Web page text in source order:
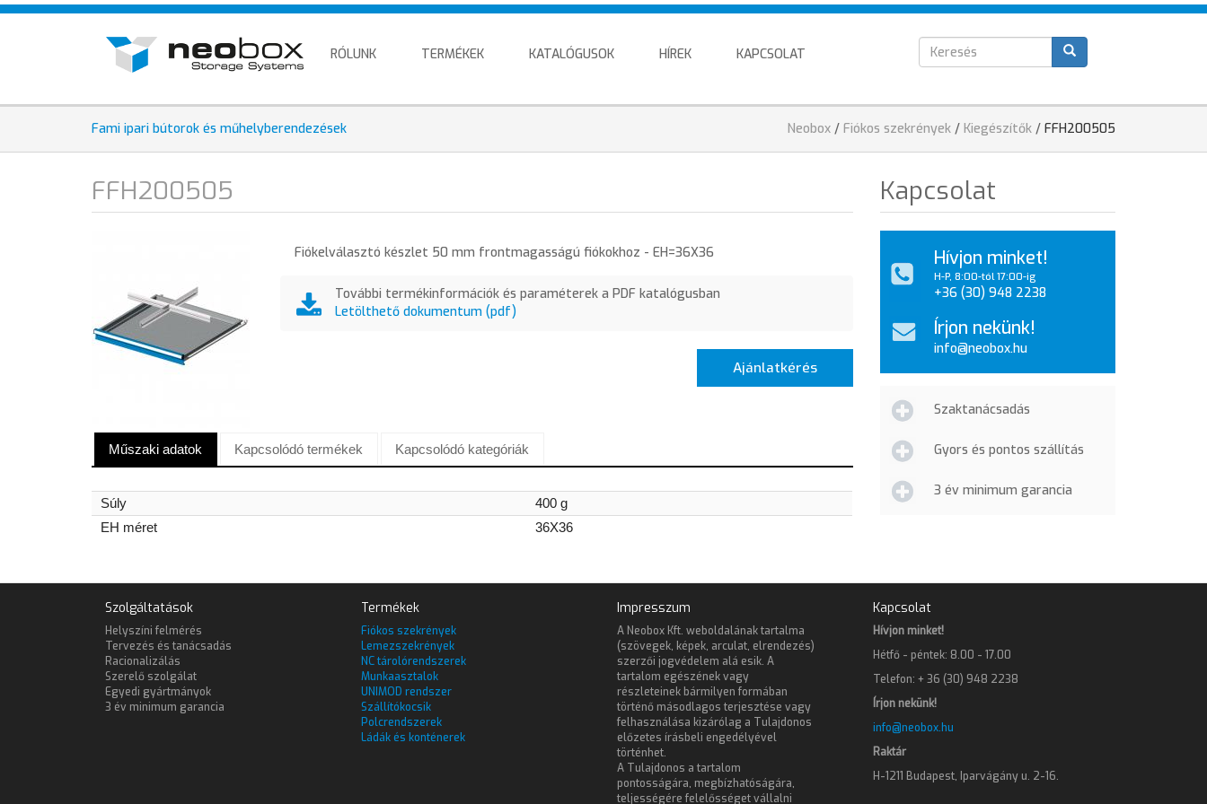
Ugrás
HU
EN
DE
RÓLUNK TERMÉKEK KATALÓGUSOK HÍREK KAPCSOLAT
Keresés
űrlap
Fami ipari bútorok és műhelyberendezések
Jelenlegi
hely
Neobox / Fiókos szekrények / Kiegészítők / FFH200505
FFH200505
Fiókelválasztó készlet 50 mm frontmagasságú fiókokhoz - EH=36X36
További termékinformációk és paraméterek a PDF katalógusban
Letölthető dokumentum (pdf)
Ajánlatkérés
Műszaki adatok Kapcsolódó termékek Kapcsolódó kategóriák
Súly
400 g
EH méret
36X36
Kapcsolat
Hívjon minket!
H-P, 8:00-tól 17:00-ig
+36 (30) 948 2238
Írjon nekünk!
info@neobox.hu
Szaktanácsadás
Gyors és pontos szállítás
3 év minimum garancia
Szolgáltatások
Helyszíni felmérés
Tervezés és tanácsadás
Racionalizálás
Szerelő szolgálat
Egyedi gyártmányok
3 év minimum garancia
Termékek
Fiókos szekrények
Lemezszekrények
NC tárolórendszerek
Munkaasztalok
UNIMOD rendszer
Szállítókocsik
Polcrendszerek
Ládák és konténerek
Impresszum
A Neobox Kft. weboldalának tartalma
(szövegek, képek, arculat, elrendezés)
szerzői jogvédelem alá esik. A
tartalom egészének vagy
részleteinek bármilyen formában
történő másodlagos terjesztése vagy
felhasználása kizárólag a Tulajdonos
előzetes írásbeli engedélyével
történhet.
A Tulajdonos a tartalom
pontosságára, megbízhatóságára,
teljességére felelősséget vállalni
Kapcsolat
Hívjon minket!
Hétfő - péntek: 8.00 - 17.00
Telefon: + 36 (30) 948 2238
Írjon nekünk!
info@neobox.hu
Raktár
H-1211 Budapest, Iparvágány u. 2-16.